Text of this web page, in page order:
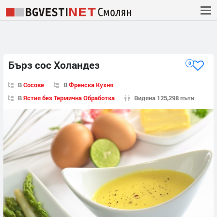
Бърз сос Холандез 0
ВСосове ВФренска Кухня
ВЯстия без Термична Обработка Видяна 125,298 пъти